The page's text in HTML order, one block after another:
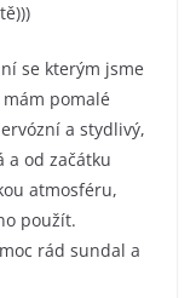
se kterým jsme
pomalé
a stydlivý,
a od začátku
atmosféru,
použít.
rád sundal a